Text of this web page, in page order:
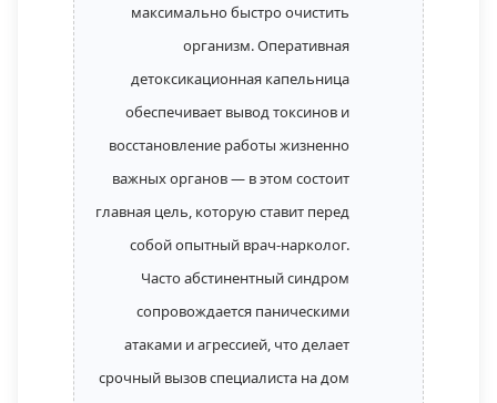
максимально быстро очистить
организм. Оперативная
детоксикационная капельница
обеспечивает вывод токсинов и
восстановление работы жизненно
важных органов — в этом состоит
главная цель, которую ставит перед
собой опытный врач-нарколог.
Часто абстинентный синдром
сопровождается паническими
атаками и агрессией, что делает
срочный вызов специалиста на дом